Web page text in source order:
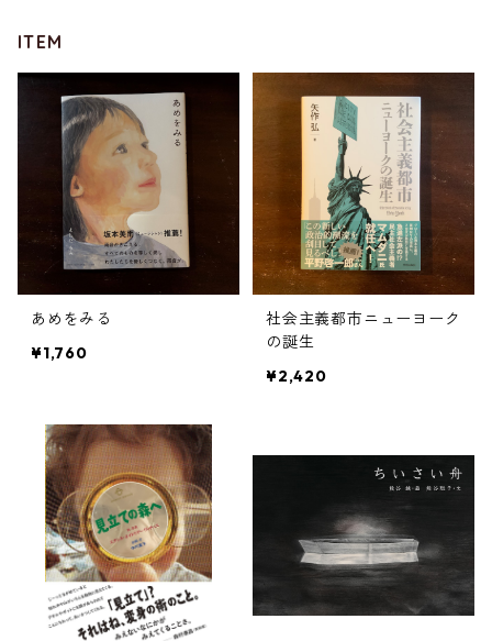
ITEM
あめをみる
¥1,760
社会主義都市ニューヨーク
の誕生
¥2,420